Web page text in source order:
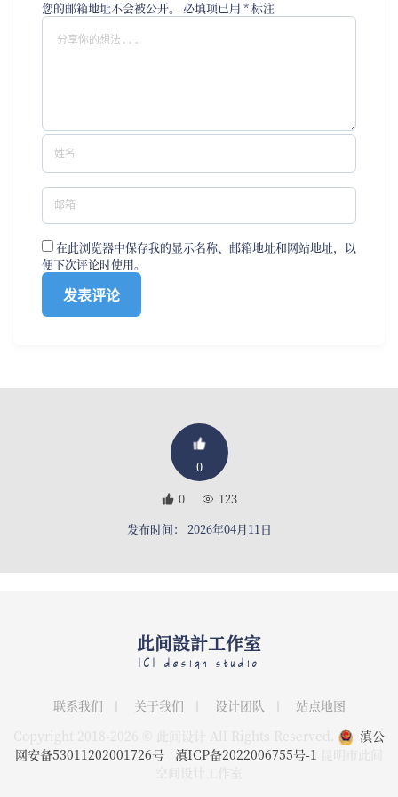
您的邮箱地址不会被公开。 必填项已用 *标注
在此浏览器中保存我的显示名称、邮箱地址和网站地址，以
便下次评论时使用。
0
0
123
发布时间： 2026年04月11日
此间設計工作室
ICI design studio
联系我们 关于我们 设计团队
站点地图
滇公
网安备53011202001726号
滇ICP备2022006755号-1